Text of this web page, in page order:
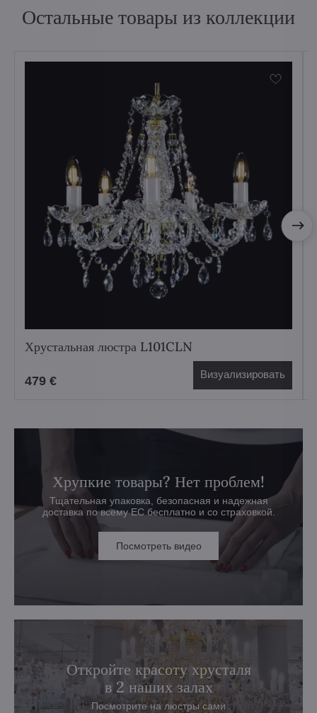
Остальные товары из коллекции
Хрустальная люстра L101CLN
479 € Визуализировать
Хрупкие товары? Нет проблем!
Тщательная упаковка, безопасная и надежная
доставка по всему ЕС бесплатно и со страховкой.
Посмотреть видео
Откройте красоту хрусталя
в 2 наших залах
Посмотрите на люстры сами